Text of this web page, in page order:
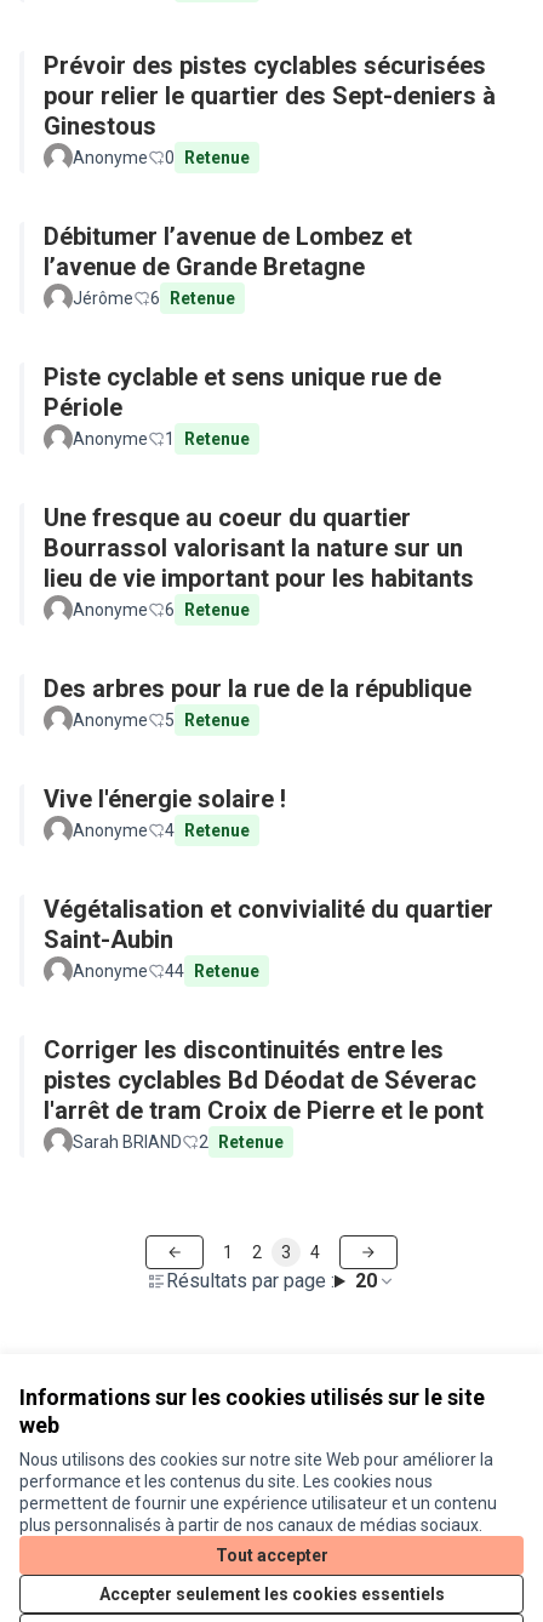
Informations sur les cookies utilisés sur le site
web
Nous utilisons des cookies sur notre site Web pour améliorer la
performance et les contenus du site. Les cookies nous
permettent de fournir une expérience utilisateur et un contenu
plus personnalisés à partir de nos canaux de médias sociaux.
Tout accepter
Accepter seulement les cookies essentiels
Prévoir des pistes cyclables sécurisées
pour relier le quartier des Sept-deniers à
Ginestous
Anonyme 0 Retenue
Débitumer l’avenue de Lombez et
l’avenue de Grande Bretagne
Jérôme 6 Retenue
Piste cyclable et sens unique rue de
Périole
Anonyme 1 Retenue
Une fresque au coeur du quartier
Bourrassol valorisant la nature sur un
lieu de vie important pour les habitants
Anonyme 6 Retenue
Des arbres pour la rue de la république
Anonyme 5 Retenue
Vive l'énergie solaire !
Anonyme 4 Retenue
Végétalisation et convivialité du quartier
Saint-Aubin
Anonyme 44 Retenue
Corriger les discontinuités entre les
pistes cyclables Bd Déodat de Séverac
l'arrêt de tram Croix de Pierre et le pont
Sarah BRIAND 2 Retenue
Résultats par page : 20
1 2 3 4
Conditions d'utilisation
Paramètres des cookies
Je participe ! sur X
(Lien externe)
Je participe ! sur Facebook
Je participe ! sur Instagram